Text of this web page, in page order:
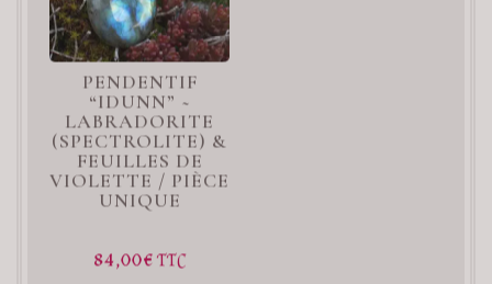
PENDENTIF
“IDUNN” ~
LABRADORITE
(SPECTROLITE) &
FEUILLES DE
VIOLETTE / PIÈCE
UNIQUE
84,00€ TTC